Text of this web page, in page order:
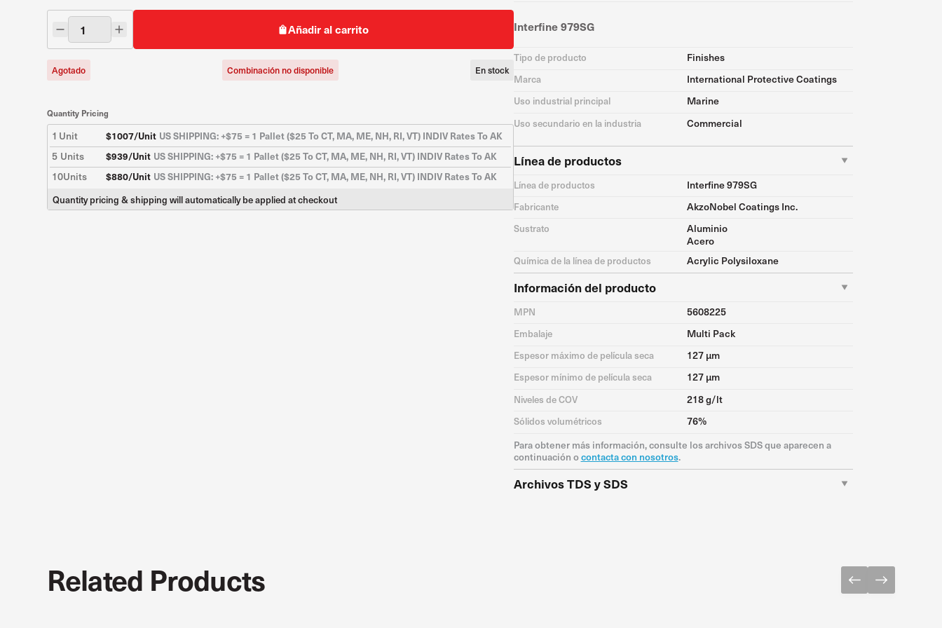
Añadir al carrito
Agotado Combinación no disponible En stock
Quantity Pricing
1 Unit $1007/Unit US SHIPPING: +$75 = 1 Pallet ($25 To CT, MA, ME, NH, RI, VT) INDIV Rates To AK
5 Units $939/Unit US SHIPPING: +$75 = 1 Pallet ($25 To CT, MA, ME, NH, RI, VT) INDIV Rates To AK
10Units $880/Unit US SHIPPING: +$75 = 1 Pallet ($25 To CT, MA, ME, NH, RI, VT) INDIV Rates To AK
Quantity pricing & shipping will automatically be applied at checkout
Interfine 979SG
Tipo de producto Finishes
Marca International Protective Coatings
Uso industrial principal Marine
Uso secundario en la industria Commercial
Línea de productos
Línea de productos Interfine 979SG
Fabricante AkzoNobel Coatings Inc.
Sustrato
Aluminio
Acero
Química de la línea de productos Acrylic Polysiloxane
Información del producto
MPN 5608225
Embalaje Multi Pack
Espesor máximo de película seca 127 μm
Espesor mínimo de película seca 127 μm
Niveles de COV 218 g/lt
Sólidos volumétricos
76%
Para obtener más información, consulte los archivos SDS que aparecen a
continuación ocontacta con nosotros.
Archivos TDS y SDS
Related Products